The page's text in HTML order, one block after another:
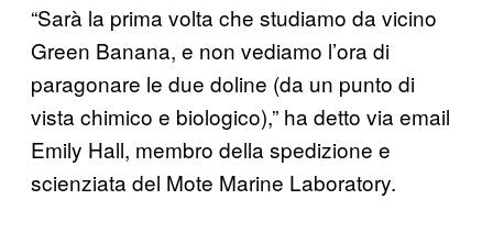
“Sarà la prima volta che studiamo da vicino
Green Banana, e non vediamo l’ora di
paragonare le due doline (da un punto di
vista chimico e biologico),” ha detto via email
Emily Hall, membro della spedizione e
scienziata del Mote Marine Laboratory.